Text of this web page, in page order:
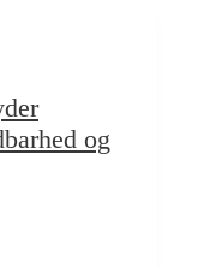
og